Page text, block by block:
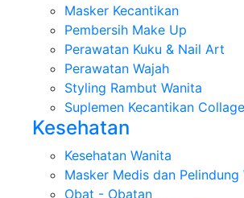
Masker Kecantikan
Pembersih Make Up
Perawatan Kuku & Nail Art
Perawatan Wajah
Styling Rambut Wanita
Suplemen Kecantikan
Kesehatan
Kesehatan Wanita
Masker Medis dan Pelindung
Obat - Obatan